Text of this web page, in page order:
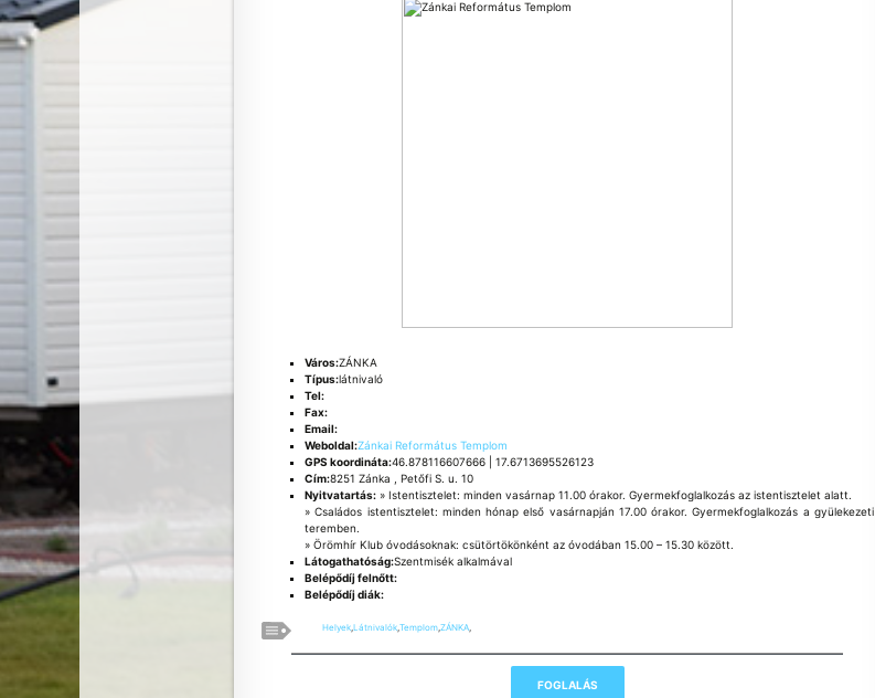
Város:ZÁNKA
Típus:látnivaló
Tel:
Fax:
Email:
Weboldal:Zánkai Református Templom
GPS koordináta:46.878116607666 | 17.6713695526123
Cím:8251 Zánka , Petőfi S. u. 10
Nyitvatartás: » Istentisztelet: minden vasárnap 11.00 órakor. Gyermekfoglalkozás az istentisztelet alatt.
» Családos istentisztelet: minden hónap első vasárnapján 17.00 órakor. Gyermekfoglalkozás a gyülekezeti
teremben.
» Örömhír Klub óvodásoknak: csütörtökönként az óvodában 15.00 – 15.30 között.
Látogathatóság:Szentmisék alkalmával
Belépődíj felnőtt:
Belépődíj diák:
Helyek,Látnivalók,Templom,ZÁNKA,